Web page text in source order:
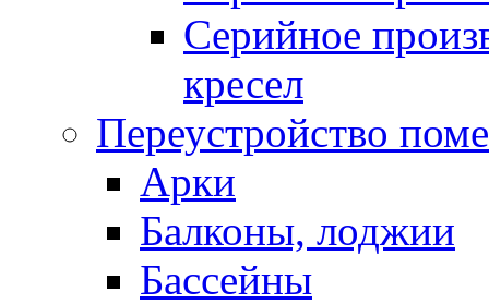
Серийное
кресел
Переустройство
Арки
Балконы, лоджии
Бассейны